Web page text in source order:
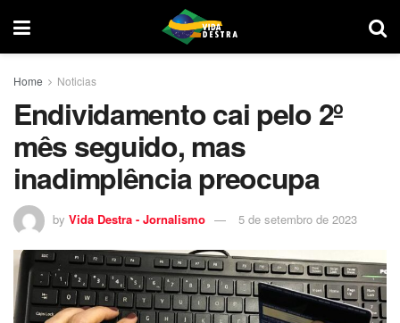
Home Noticias
Endividamento cai pelo 2º
mês seguido, mas
inadimplência preocupa
by Vida Destra - Jornalismo 5 de setembro de 2023